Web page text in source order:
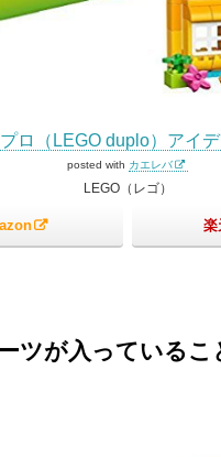
ロ（LEGO duplo）アイ
posted with カエレバ
LEGO（レゴ）
楽
ツが入っているこ